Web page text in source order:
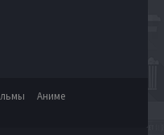
Аниме